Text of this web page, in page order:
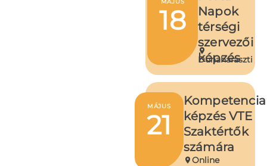
18
Napok
térségi
szervezői
képzés
Dunaharaszti
MÁJUS
21
Kompetencia
képzés VTE
Szaktértők
számára
Online